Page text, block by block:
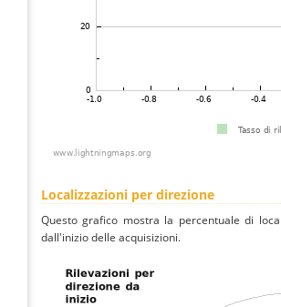
Localizzazioni per direzione
Questo grafico mostra la percentuale di
dall'inizio delle acquisizioni.